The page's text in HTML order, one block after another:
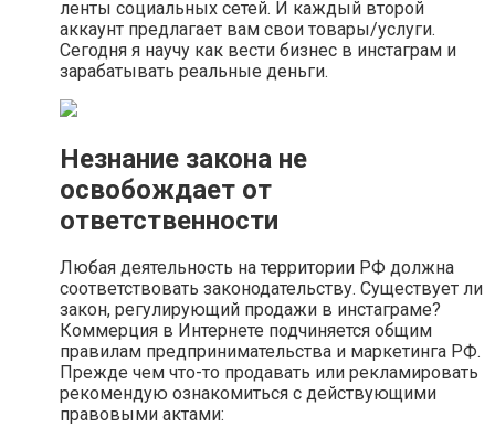
ленты социальных сетей. И каждый второй
аккаунт предлагает вам свои товары/услуги.
Сегодня я научу как вести бизнес в инстаграм и
зарабатывать реальные деньги.
Незнание закона не
освобождает от
ответственности
Любая деятельность на территории РФ должна
соответствовать законодательству. Существует ли
закон, регулирующий продажи в инстаграме?
Коммерция в Интернете подчиняется общим
правилам предпринимательства и маркетинга РФ.
Прежде чем что-то продавать или рекламировать
рекомендую ознакомиться с действующими
правовыми актами: